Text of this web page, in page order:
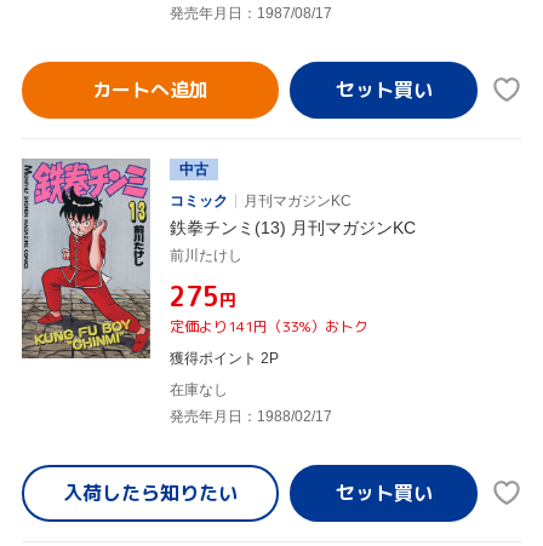
発売年月日：1987/08/17
カートへ追加
中古
コミック
月刊マガジンKC
鉄拳チンミ(13) 月刊マガジンKC
前川たけし
¥275円
定価より141円（33%）おトク
獲得ポイント 2P
在庫なし
発売年月日：1988/02/17
入荷したら知りたい